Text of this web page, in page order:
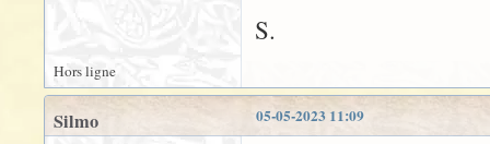
S.
Hors ligne
05-05-2023 11:09
Silmo